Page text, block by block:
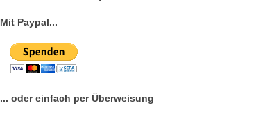
Mit Paypal...
... oder einfach per Überweisung